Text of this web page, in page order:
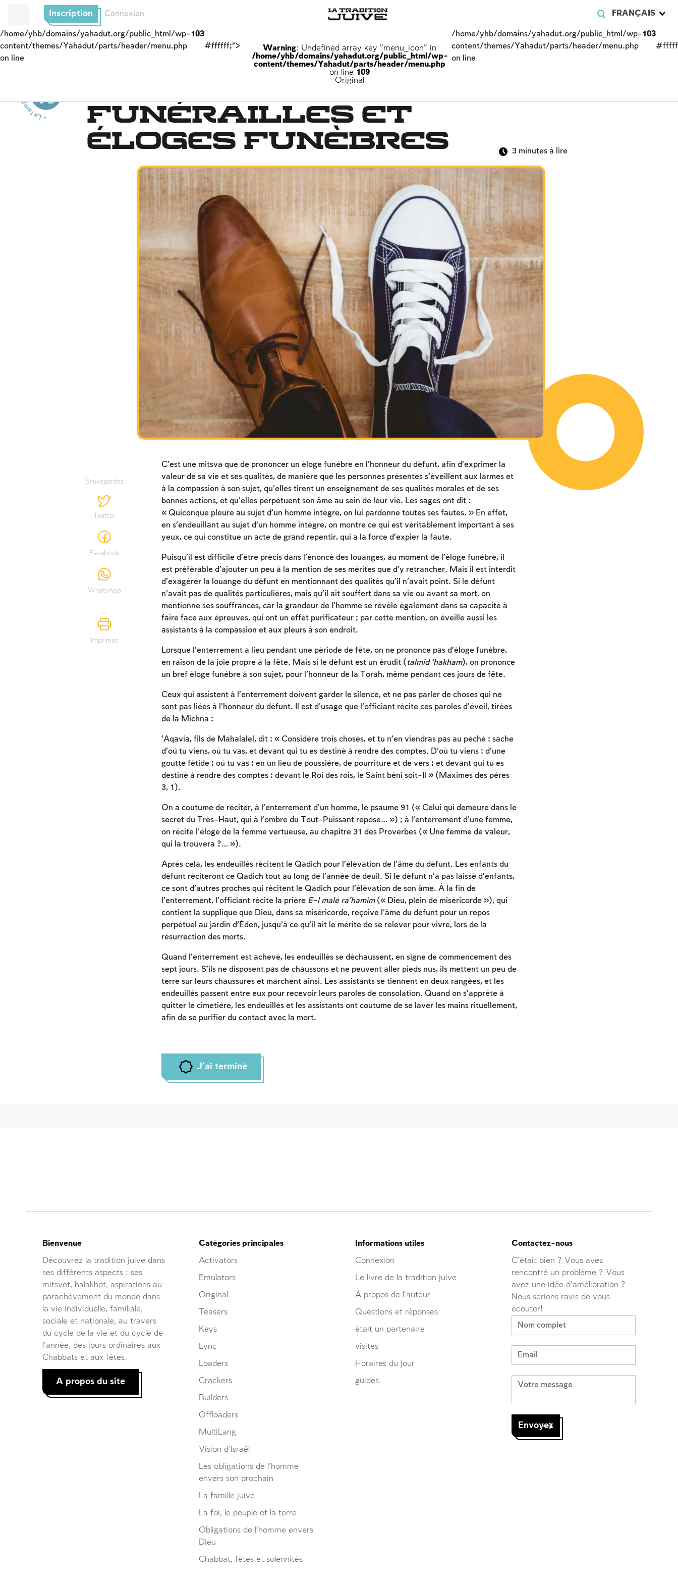
FRANÇAIS
Inscription Connexion
/home/yhb/domains/yahadut.org/public_html/wp-
content/themes/Yahadut/parts/header/menu.php
on line
103
#ffffff;">
Warning: Undefined array key "menu_icon" in
/home/yhb/domains/yahadut.org/public_html/wp-
content/themes/Yahadut/parts/header/menu.php
on line 109
Original
/home/yhb/domains/yahadut.org/public_html/wp-
content/themes/Yahadut/parts/header/menu.php
on line
103
- L
a
f
a
m
il
e
j
u
i
v
e
-
L
a fam
ille
j
u
i
v
e Funérailles et
éloges funèbres
3 minutes à lire
Sauvegardez
Twitter
Facebook
WhatsApp
Imprimez
C’est une mitsva que de prononcer un éloge funèbre en l’honneur du défunt, afin d’exprimer la
valeur de sa vie et ses qualités, de manière que les personnes présentes s’éveillent aux larmes et
à la compassion à son sujet, qu’elles tirent un enseignement de ses qualités morales et de ses
bonnes actions, et qu’elles perpétuent son âme au sein de leur vie. Les sages ont dit :
« Quiconque pleure au sujet d’un homme intègre, on lui pardonne toutes ses fautes. » En effet,
en s’endeuillant au sujet d’un homme intègre, on montre ce qui est véritablement important à ses
yeux, ce qui constitue un acte de grand repentir, qui a la force d’expier la faute.
Puisqu’il est difficile d’être précis dans l’énoncé des louanges, au moment de l’éloge funèbre, il
est préférable d’ajouter un peu à la mention de ses mérites que d’y retrancher. Mais il est interdit
d’exagérer la louange du défunt en mentionnant des qualités qu’il n’avait point. Si le défunt
n’avait pas de qualités particulières, mais qu’il ait souffert dans sa vie ou avant sa mort, on
mentionne ses souffrances, car la grandeur de l’homme se révèle également dans sa capacité à
faire face aux épreuves, qui ont un effet purificateur ; par cette mention, on éveille aussi les
assistants à la compassion et aux pleurs à son endroit.
Lorsque l’enterrement a lieu pendant une période de fête, on ne prononce pas d’éloge funèbre,
en raison de la joie propre à la fête. Mais si le défunt est un érudit ( talmid ‘hakham), on prononce
un bref éloge funèbre à son sujet, pour l’honneur de la Torah, même pendant ces jours de fête.
Ceux qui assistent à l’enterrement doivent garder le silence, et ne pas parler de choses qui ne
sont pas liées à l’honneur du défunt. Il est d’usage que l’officiant récite ces paroles d’éveil, tirées
de la Michna :
‘Aqavia, fils de Mahalalel, dit : « Considère trois choses, et tu n’en viendras pas au péché : sache
d’où tu viens, où tu vas, et devant qui tu es destiné à rendre des comptes. D’où tu viens : d’une
goutte fétide ; où tu vas : en un lieu de poussière, de pourriture et de vers ; et devant qui tu es
destiné à rendre des comptes : devant le Roi des rois, le Saint béni soit-Il » (Maximes des pères
3, 1).
On a coutume de réciter, à l’enterrement d’un homme, le psaume 91 (« Celui qui demeure dans le
secret du Très-Haut, qui à l’ombre du Tout-Puissant repose… ») ; à l’enterrement d’une femme,
on récite l’éloge de la femme vertueuse, au chapitre 31 des Proverbes (« Une femme de valeur,
qui la trouvera ?… »).
Après cela, les endeuillés récitent le Qadich pour l’élévation de l’âme du défunt. Les enfants du
défunt réciteront ce Qadich tout au long de l’année de deuil. Si le défunt n’a pas laissé d’enfants,
ce sont d’autres proches qui récitent le Qadich pour l’élévation de son âme. À la fin de
l’enterrement, l’officiant récite la prière E-l malé ra’hamim(« Dieu, plein de miséricorde »), qui
contient la supplique que Dieu, dans sa miséricorde, reçoive l’âme du défunt pour un repos
perpétuel au jardin d’Éden, jusqu’à ce qu’il ait le mérite de se relever pour vivre, lors de la
résurrection des morts.
Quand l’enterrement est achevé, les endeuillés se déchaussent, en signe de commencement des
sept jours. S’ils ne disposent pas de chaussons et ne peuvent aller pieds nus, ils mettent un peu de
terre sur leurs chaussures et marchent ainsi. Les assistants se tiennent en deux rangées, et les
endeuillés passent entre eux pour recevoir leurs paroles de consolation. Quand on s’apprête à
quitter le cimetière, les endeuillés et les assistants ont coutume de se laver les mains rituellement,
afin de se purifier du contact avec la mort.
J'ai terminé
Afin d'enregistrer ce que vous avez étudié, vous
devez vous connectez ou vous inscrire.
Contactez-nous
C'était bien ? Vous avez
rencontré un problème ? Vous
avez une idée d'amélioration ?
Nous serions ravis de vous
écouter!
Informations utiles
Connexion
Le livre de la tradition juive
À propos de l’auteur
Questions et réponses
était un partenaire
visites
Horaires du jour
guides
Catégories principales
Activators
Emulators
Original
Teasers
Keys
Lync
Loaders
Crackers
Builders
Offloaders
MultiLang
Vision d’Israël
Les obligations de l’homme
envers son prochain
La famille juive
La foi, le peuple et la terre
Obligations de l’homme envers
Dieu
Chabbat, fêtes et solennités
Bienvenue
Découvrez la tradition juive dans
ses différents aspects : ses
mitsvot, halakhot, aspirations au
parachèvement du monde dans
la vie individuelle, familiale,
sociale et nationale, au travers
du cycle de la vie et du cycle de
l’année, des jours ordinaires aux
Chabbats et aux fêtes.
A propos du site